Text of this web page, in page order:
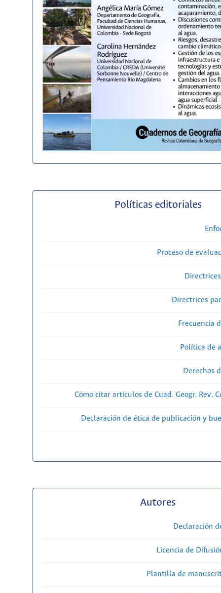
Políticas editoriales
Proceso de
Directrices
Frecuencia
Política de
Derechos
Cómo citar artículos de Cuad. Geogr. Rev.
Declaración de ética de publicación y
Autores
Declaración
Licencia de
Plantilla de